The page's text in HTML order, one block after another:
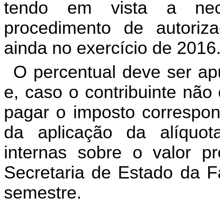
tendo em vista a
procedimento de
ainda no exercício de
O percentual deve ser
e, caso o contribuinte
pagar o imposto
da aplicação da
internas sobre o valor
Secretaria de Estado da
semestre.